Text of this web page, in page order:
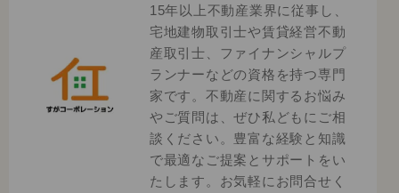
15年以上不動産業界に従事し、
宅地建物取引士や賃貸経営不動
産取引士、ファイナンシャルプ
ランナーなどの資格を持つ専門
家です。不動産に関するお悩み
やご質問は、ぜひ私どもにご相
談ください。豊富な経験と知識
で最適なご提案とサポートをい
たします。お気軽にお問合せく